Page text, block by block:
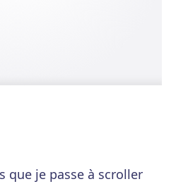
que je passe à scroller